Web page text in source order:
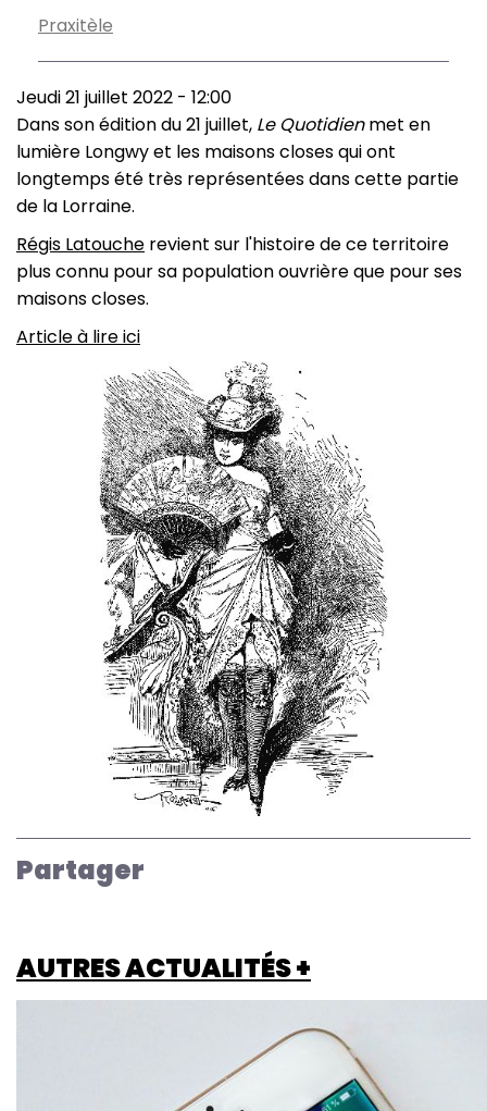
Praxitèle
Jeudi 21 juillet 2022 - 12:00
Dans son édition du 21 juillet, Le Quotidienmet en
lumière Longwy et les maisons closes qui ont
longtemps été très représentées dans cette partie
de la Lorraine.
Régis Latouche revient sur l'histoire de ce territoire
plus connu pour sa population ouvrière que pour ses
maisons closes.
Article à lire ici
Partager
AUTRES ACTUALITÉS +